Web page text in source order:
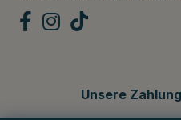
Unsere